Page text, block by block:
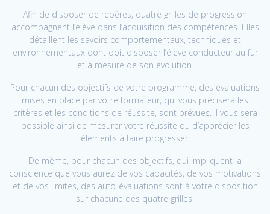
Afin de disposer de repères, quatre grilles de progression
accompagnent l’élève dans l’acquisition des compétences. Elles
détaillent les savoirs comportementaux, techniques et
environnementaux dont doit disposer l’élève conducteur au fur
et à mesure de son évolution.
Pour chacun des objectifs de votre programme, des évaluations
mises en place par votre formateur, qui vous précisera les
critères et les conditions de réussite, sont prévues. Il vous sera
possible ainsi de mesurer votre réussite ou d’apprécier les
éléments à faire progresser.
De même, pour chacun des objectifs, qui impliquent la
conscience que vous aurez de vos capacités, de vos motivations
et de vos limites, des auto-évaluations sont à votre disposition
sur chacune des quatre grilles.